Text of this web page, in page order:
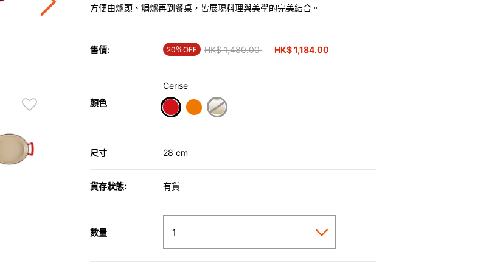
方便由爐頭、焗爐再到餐桌，皆展現料理與美學的完美結合。
售價: 20％OFF Price reduced from
HK$ 1,480.00 HK$ 1,184.00
顏色
Cerise
尺寸 28 cm
貨存狀態: 有貨
數量